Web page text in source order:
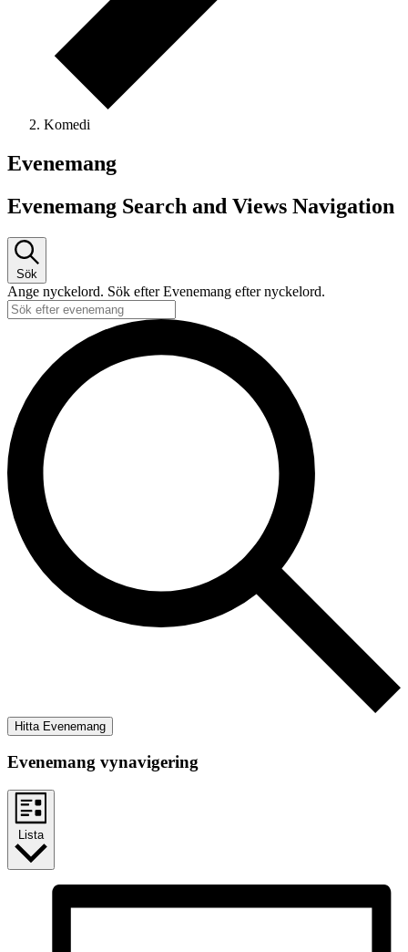
Komedi
Evenemang
Evenemang Search and Views Navigation
Sök
Ange nyckelord. Sök efter Evenemang efter nyckelord.
Hitta Evenemang
Evenemang vynavigering
Lista